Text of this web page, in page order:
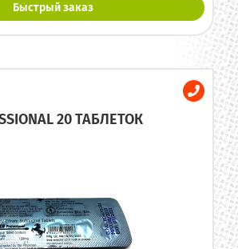
Быстрый заказ
20 ТАБЛЕТОК